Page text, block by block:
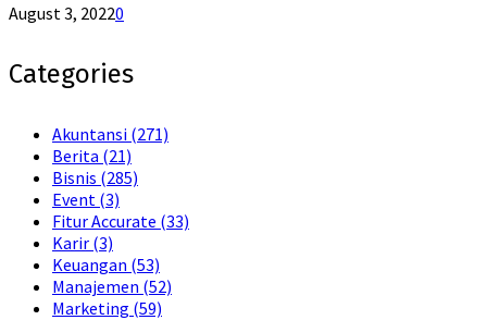
August 3, 20220
Categories
Akuntansi (271)
Berita (21)
Bisnis (285)
Event (3)
Fitur Accurate (33)
Karir (3)
Keuangan (53)
Manajemen (52)
Marketing (59)